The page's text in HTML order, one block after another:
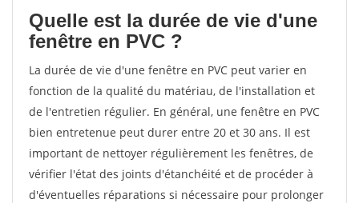
Quelle est la durée de vie d'une
fenêtre en PVC ?
La durée de vie d'une fenêtre en PVC peut varier en
fonction de la qualité du matériau, de l'installation et
de l'entretien régulier. En général, une fenêtre en PVC
bien entretenue peut durer entre 20 et 30 ans. Il est
important de nettoyer régulièrement les fenêtres, de
vérifier l'état des joints d'étanchéité et de procéder à
d'éventuelles réparations si nécessaire pour prolonger